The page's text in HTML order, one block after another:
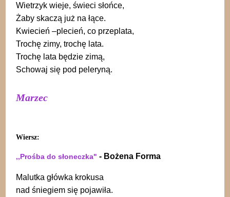
Wietrzyk wieje, świeci słońce,
Żaby skaczą już na łące.
Kwiecień –plecień, co przeplata,
Trochę zimy, trochę lata.
Trochę lata będzie zimą,
Schowaj się pod peleryną.
Marzec
Wiersz:
,,Prośba do słoneczka" - Bożena Forma
Malutka główka krokusa
nad śniegiem się pojawiła.